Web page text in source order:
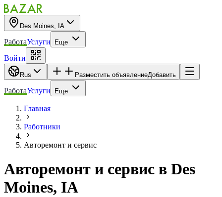
Des Moines, IA
РаботаУслуги Еще
Войти
Rus Разместить объявлениеДобавить
РаботаУслуги Еще
Главная
Работники
Авторемонт и cервис
Авторемонт и cервис в Des
Moines, IA